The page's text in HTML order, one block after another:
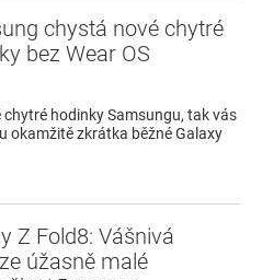
chystá nové chytré
bez Wear OS
hodinky Samsungu, tak vás
okamžitě zkrátka běžné Galaxy
Z Fold8: Vášnivá
úžasně malé